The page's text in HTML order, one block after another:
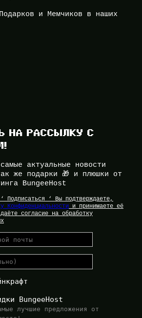
и Мемчиков в наших
НА РАССЫЛКУ С
актуальные новости
же подарки 🎁 и плюшки от
BungeeHost
Подписаться ‘ Вы подтверждаете,
Конфиденциальности и принимаете её
согласие на обработку
BungeeHost
лучшие предложения от